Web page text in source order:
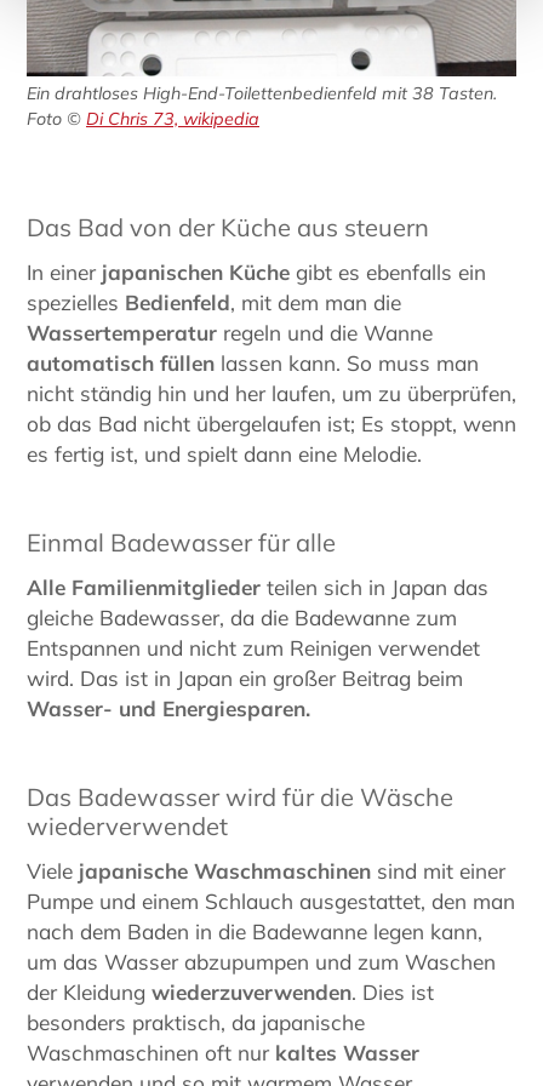
Ein drahtloses High-End-Toilettenbedienfeld mit 38 Tasten.
Foto © Di Chris 73, wikipedia
Das Bad von der Küche aus steuern
In einer japanischen Küche gibt es ebenfalls ein
spezielles Bedienfeld, mit dem man die
Wassertemperatur regeln und die Wanne
automatisch füllen lassen kann. So muss man
nicht ständig hin und her laufen, um zu überprüfen,
ob das Bad nicht übergelaufen ist; Es stoppt, wenn
es fertig ist, und spielt dann eine Melodie.
Einmal Badewasser für alle
Alle Familienmitglieder teilen sich in Japan das
gleiche Badewasser, da die Badewanne zum
Entspannen und nicht zum Reinigen verwendet
wird. Das ist in Japan ein großer Beitrag beim
Wasser- und Energiesparen.
Das Badewasser wird für die Wäsche
wiederverwendet
Viele japanische Waschmaschinen sind mit einer
Pumpe und einem Schlauch ausgestattet, den man
nach dem Baden in die Badewanne legen kann,
um das Wasser abzupumpen und zum Waschen
der Kleidung wiederzuverwenden. Dies ist
besonders praktisch, da japanische
Waschmaschinen oft nur kaltes Wasser